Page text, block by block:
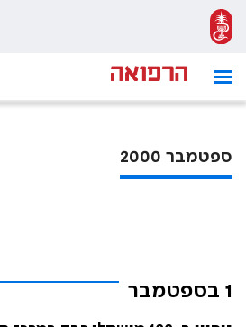
ספטמבר 2000
1 בספטמבר